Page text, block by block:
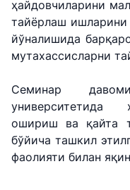
Airways" АЖ
Ишонч
+998 (78) 140-
02-00
ҳайдовчиларини
тайёрлаш
йўналишида
мутахассисларни
Семинар
университетида
ошириш ва қайта
бўйича ташкил
фаолияти билан